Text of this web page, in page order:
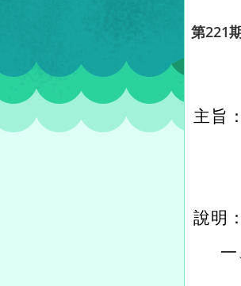
第221
主旨：
說明：
一